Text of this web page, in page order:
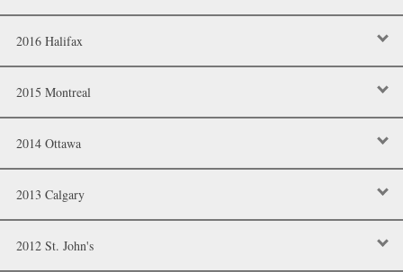
2016 Halifax
2015 Montreal
2014 Ottawa
2013 Calgary
2012 St. John's